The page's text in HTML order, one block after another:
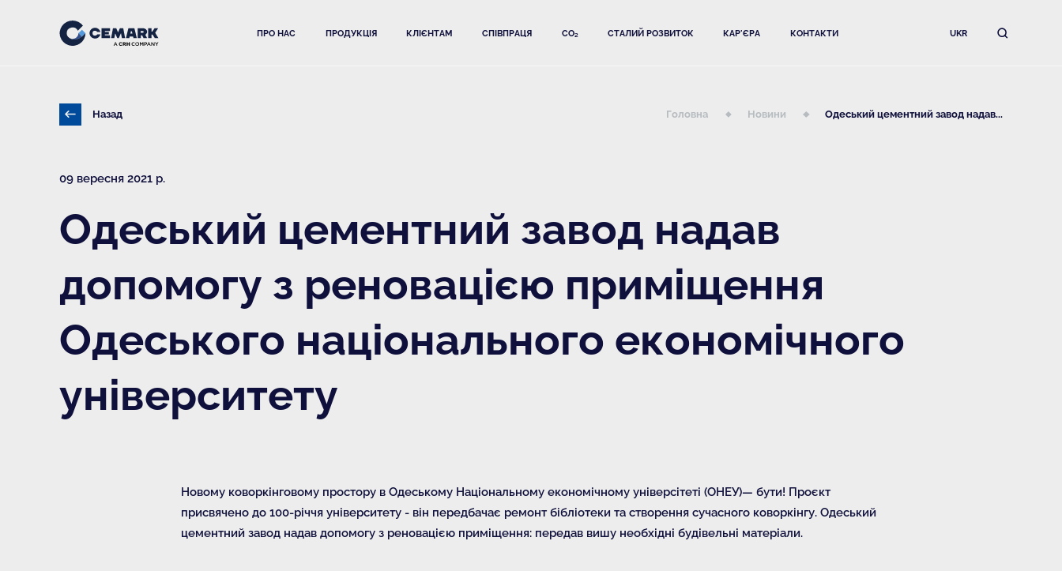
ПРО НАС ПРОДУКЦІЯ КЛІЄНТАМ СПІВПРАЦЯ CO₂ СТАЛИЙ РОЗВИТОК КАР'ЄРА КОНТАКТИ UKR
Назад Головна Новини Одеський цементний завод надав...
09 вересня 2021 р.
Одеський цементний завод надав
допомогу з реновацією приміщення
Одеського національного економічного
університету
Новому коворкінговому простору в Одеському Національному економічному універсітеті (ОНЕУ)— бути! Проєкт
присвячено до 100-річчя університету - він передбачає ремонт бібліотеки та створення сучасного коворкінгу. Одеський
цементний завод надав допомогу з реновацією приміщення: передав вишу необхідні будівельні матеріали.